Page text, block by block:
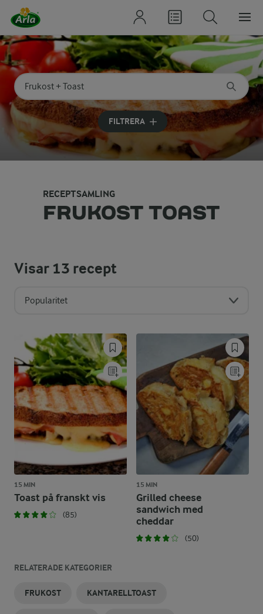
Sök på kategori eller ingrediens
Skriv in sökord för att få förslag
FILTRERA
RECEPTSAMLING
FRUKOST TOAST
Visar13 recept
Popularitet
15 MIN
Toast på franskt vis
(85)
15 MIN
Grilled cheese
sandwich med
cheddar
(50)
RELATERADE KATEGORIER
FRUKOST KANTARELLTOAST